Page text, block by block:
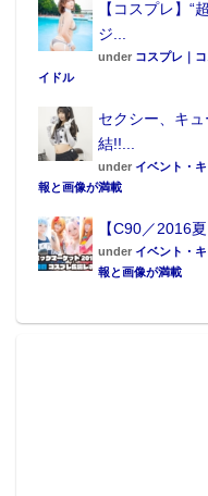
【コスプレ】“
ジ...
under コスプレ｜
イドル
セクシー、キ
結!!...
under イベント・
報と画像が満載
【C90／2016
under イベント・
報と画像が満載